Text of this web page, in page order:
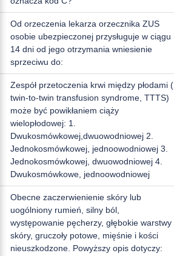
Od orzeczenia lekarza orzecznika ZUS
osobie ubezpieczonej przysługuje w ciągu
14 dni od jego otrzymania wniesienie
sprzeciwu do:
Zespół przetoczenia krwi między płodami (
twin-to-twin transfusion syndrome, TTTS)
może być powikłaniem ciąży
wielopłodowej: 1.
Dwukosmówkowej,dwuowodniowej 2.
Jednokosmówkowej, jednoowodniowej 3.
Jednokosmówkowej, dwuowodniowej 4.
Dwukosmówkowe, jednoowodniowej
Obecne zaczerwienienie skóry lub
uogólniony rumień, silny ból,
występowanie pęcherzy, głębokie warstwy
skóry, gruczoły potowe, mięśnie i kości
nieuszkodzone. Powyższy opis dotyczy: